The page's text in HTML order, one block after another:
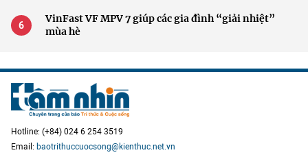
VinFast VF MPV 7 giúp các gia đình “giải nhiệt”
mùa hè
Hotline: (+84) 024 6 254 3519
Email: baotrithuccuocsong@kienthuc.net.vn